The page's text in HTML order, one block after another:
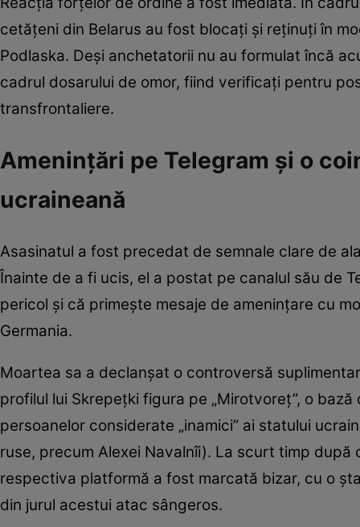
cetățeni din Belarus au fost blocați și reținuți în
Podlaska. Deși anchetatorii nu au formulat încă
cadrul dosarului de omor, fiind verificați pentru
transfrontaliere.
Amenințări pe Telegram și o
ucraineană
Asasinatul a fost precedat de semnale clare de
Înainte de a fi ucis, el a postat pe canalul său de
pericol și că primește mesaje de amenințare cu
Germania.
Moartea sa a declanșat o controversă
profilul lui Skrepețki figura pe „Mirotvoreț”, o
persoanelor considerate „inamici” ai statului
ruse, precum Alexei Navalnîi). La scurt timp
respectiva platformă a fost marcată bizar, cu o
din jurul acestui atac sângeros.